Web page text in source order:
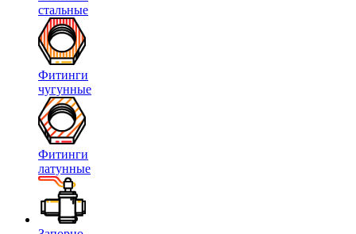
стальные
Фитинги
чугунные
Фитинги
латунные